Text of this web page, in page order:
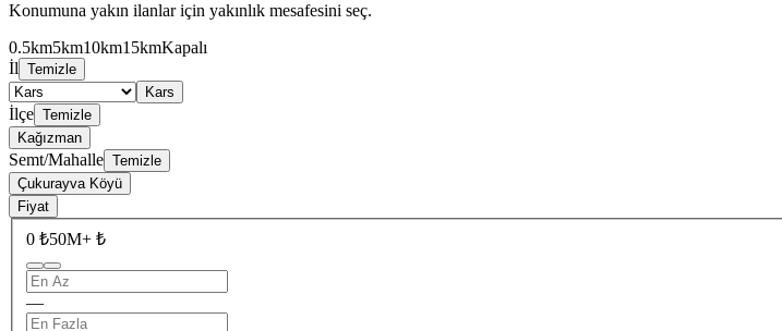
Konumuna yakın ilanlar için yakınlık mesafesini seç.
0.5km5km10km15kmKapalı
İl Temizle
Kars
İlçe Temizle
Kağızman
Semt/Mahalle Temizle
Çukurayva Köyü
Fiyat
0 ₺50M+ ₺
—